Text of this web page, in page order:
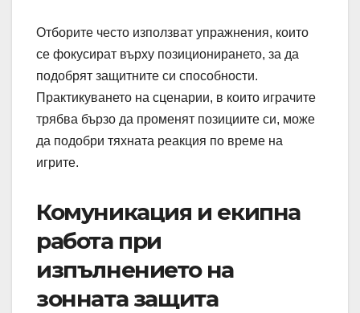
Отборите често използват упражнения, които
се фокусират върху позиционирането, за да
подобрят защитните си способности.
Практикуването на сценарии, в които играчите
трябва бързо да променят позициите си, може
да подобри тяхната реакция по време на
игрите.
Комуникация и екипна
работа при
изпълнението на
зонната защита